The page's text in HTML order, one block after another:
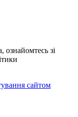
зі
сайтом